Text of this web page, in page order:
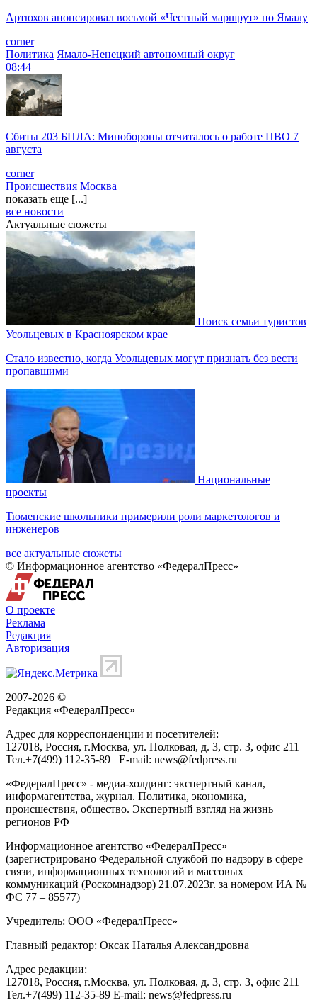
Артюхов анонсировал восьмой «Честный маршрут» по Ямалу
corner
Политика Ямало-Ненецкий автономный округ
08:44
Сбиты 203 БПЛА: Минобороны отчиталось о работе ПВО 7
августа
corner
Происшествия Москва
показать еще [...]
все новости
Актуальные сюжеты
Поиск семьи туристов
Усольцевых в Красноярском крае
Стало известно, когда Усольцевых могут признать без вести
пропавшими
Национальные
проекты
Тюменские школьники примерили роли маркетологов и
инженеров
все актуальные сюжеты
© Информационное агентство «ФедералПресс»
О проекте
Реклама
Редакция
Авторизация
2007-2026 ©
Редакция «ФедералПресс»
Адрес для корреспонденции и посетителей:
127018, Россия, г.Москва, ул. Полковая, д. 3, стр. 3, офис 211
Тел.+7(499) 112-35-89 E-mail: news@fedpress.ru
«ФедералПресс» - медиа-холдинг: экспертный канал,
информагентства, журнал. Политика, экономика,
происшествия, общество. Экспертный взгляд на жизнь
регионов РФ
Информационное агентство «ФедералПресс»
(зарегистрировано Федеральной службой по надзору в сфере
связи, информационных технологий и массовых
коммуникаций (Роскомнадзор) 21.07.2023г. за номером ИА №
ФС 77 – 85577)
Учредитель: ООО «ФедералПресс»
Главный редактор: Оксак Наталья Александровна
Адрес редакции:
127018, Россия, г.Москва, ул. Полковая, д. 3, стр. 3, офис 211
Тел.+7(499) 112-35-89 E-mail: news@fedpress.ru